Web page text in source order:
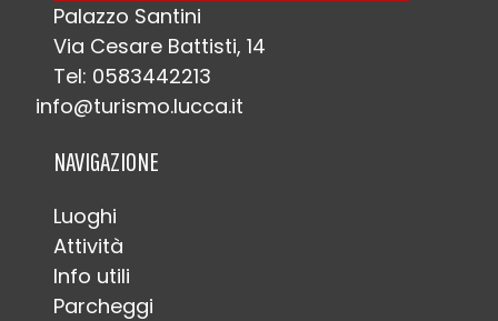
Palazzo Santini
Via Cesare Battisti, 14
Tel: 0583442213
info@turismo.lucca.it
NAVIGAZIONE
Luoghi
Attività
Info utili
Parcheggi